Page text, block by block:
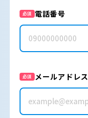
必須 電話番号
必須 メールアドレス